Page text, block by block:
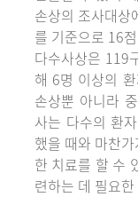
손상의 조사대상
를 기준으로 16
다수사상은 119
해 6명 이상의
손상뿐 아니라
사는 다수의 환
했을 때와 마찬
한 치료를 할 수
련하는 데 필요